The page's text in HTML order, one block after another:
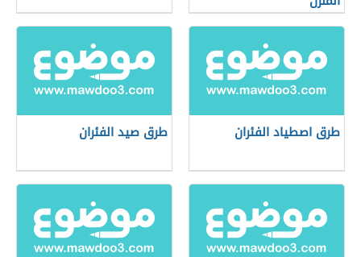
طرق اصطياد الفئران طرق صيد الفئران